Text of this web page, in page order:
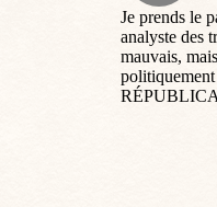
Je prends le
analyste des
mauvais,